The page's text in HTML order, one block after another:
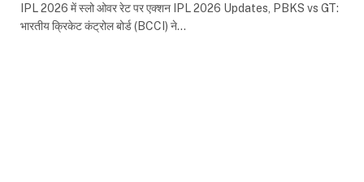
IPL 2026 में स्लो ओवर रेट पर एक्शन IPL 2026 Updates, PBKS vs GT:
भारतीय क्रिकेट कंट्रोल बोर्ड (BCCI) ने…